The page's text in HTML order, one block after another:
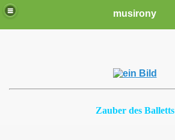
musirony
Zauber des Balletts